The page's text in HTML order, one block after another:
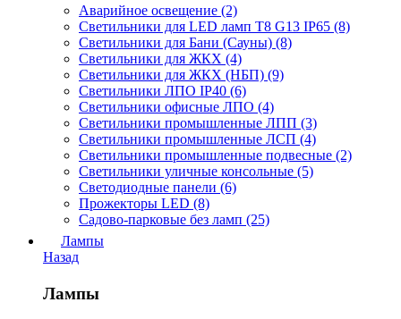
Аварийное освещение (2)
Светильники для LED ламп Т8 G13 IP65 (8)
Светильники для Бани (Сауны) (8)
Светильники для ЖКХ (4)
Светильники для ЖКХ (НБП) (9)
Светильники ЛПО IP40 (6)
Светильники офисные ЛПО (4)
Светильники промышленные ЛПП (3)
Светильники промышленные ЛСП (4)
Светильники промышленные подвесные (2)
Светильники уличные консольные (5)
Светодиодные панели (6)
Прожекторы LED (8)
Садово-парковые без ламп (25)
Лампы
Назад
Лампы